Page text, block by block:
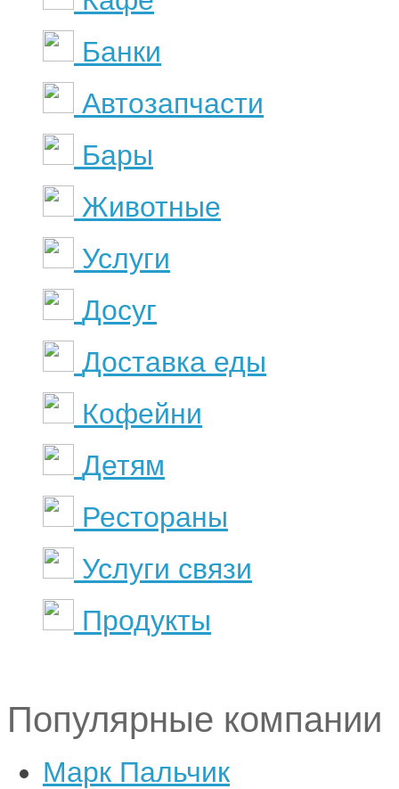
Банки
Автозапчасти
Бары
Животные
Услуги
Досуг
Доставка еды
Кофейни
Детям
Рестораны
Услуги связи
Продукты
Популярные компании
Марк Пальчик